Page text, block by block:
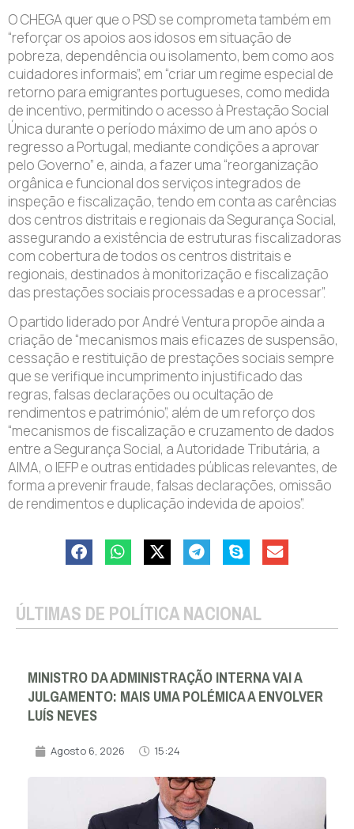
O CHEGA quer que o PSD se comprometa também em
“reforçar os apoios aos idosos em situação de
pobreza, dependência ou isolamento, bem como aos
cuidadores informais”, em “criar um regime especial de
retorno para emigrantes portugueses, como medida
de incentivo, permitindo o acesso à Prestação Social
Única durante o período máximo de um ano após o
regresso a Portugal, mediante condições a aprovar
pelo Governo” e, ainda, a fazer uma “reorganização
orgânica e funcional dos serviços integrados de
inspeção e fiscalização, tendo em conta as carências
dos centros distritais e regionais da Segurança Social,
assegurando a existência de estruturas fiscalizadoras
com cobertura de todos os centros distritais e
regionais, destinados à monitorização e fiscalização
das prestações sociais processadas e a processar”.
O partido liderado por André Ventura propõe ainda a
criação de “mecanismos mais eficazes de suspensão,
cessação e restituição de prestações sociais sempre
que se verifique incumprimento injustificado das
regras, falsas declarações ou ocultação de
rendimentos e património”, além de um reforço dos
“mecanismos de fiscalização e cruzamento de dados
entre a Segurança Social, a Autoridade Tributária, a
AIMA, o IEFP e outras entidades públicas relevantes, de
forma a prevenir fraude, falsas declarações, omissão
de rendimentos e duplicação indevida de apoios”.
ÚLTIMAS DE POLÍTICA NACIONAL
MINISTRO DA ADMINISTRAÇÃO INTERNA VAI A
JULGAMENTO: MAIS UMA POLÉMICA A ENVOLVER
LUÍS NEVES
Agosto 6, 2026 15:24